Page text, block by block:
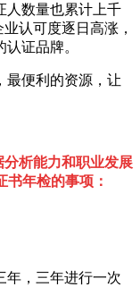
人数量也累计 上千
业认可度逐日高涨 ，
认证品牌。
，最便利的资源， 让
分析能力和职业发展
书年检的事项 ：
年，三年进行一次